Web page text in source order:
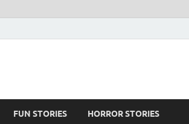
FUN STORIES HORROR STORIES